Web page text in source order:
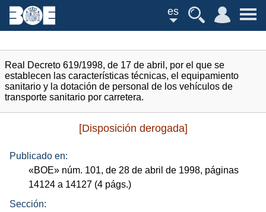
es
Real Decreto 619/1998, de 17 de abril, por el que se
establecen las características técnicas, el equipamiento
sanitario y la dotación de personal de los vehículos de
transporte sanitario por carretera.
[Disposición derogada]
Publicado en:
«BOE» núm. 101, de 28 de abril de 1998, páginas
14124 a 14127 (4 págs.)
Sección: